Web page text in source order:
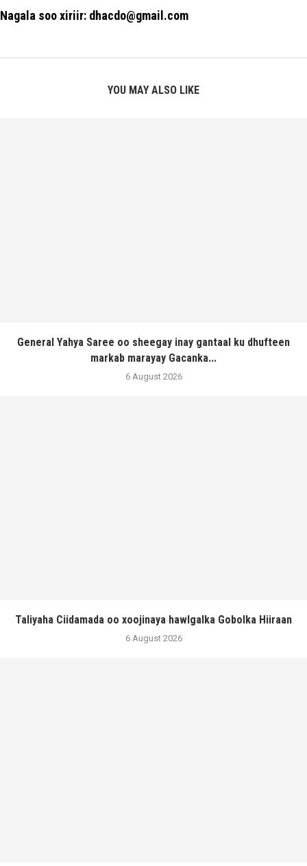
Nagala soo xiriir: dhacdo@gmail.com
YOU MAY ALSO LIKE
General Yahya Saree oo sheegay inay gantaal ku dhufteen
markab marayay Gacanka...
6 August 2026
Taliyaha Ciidamada oo xoojinaya hawlgalka Gobolka Hiiraan
6 August 2026